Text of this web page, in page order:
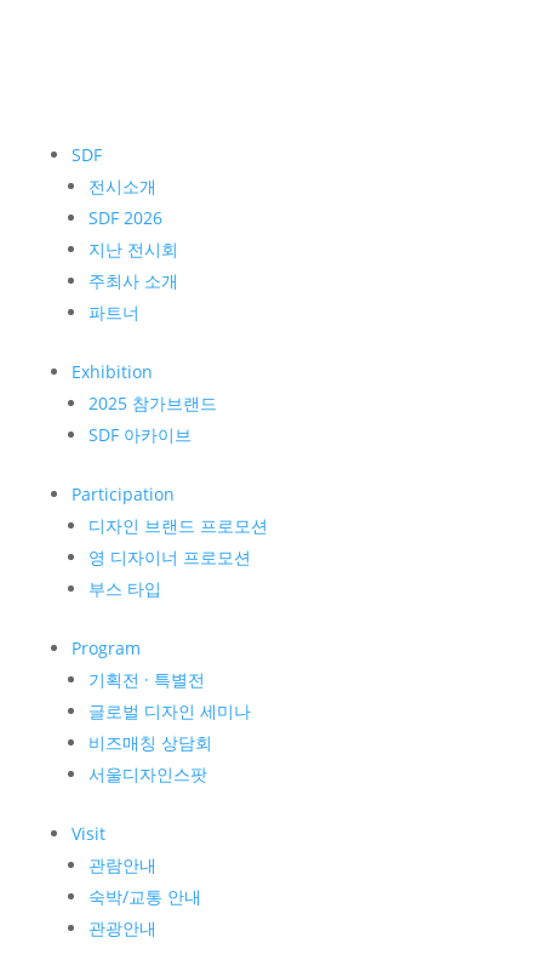
SDF
전시소개
SDF 2026
지난 전시회
주최사 소개
파트너
Exhibition
2025 참가브랜드
SDF 아카이브
Participation
디자인 브랜드 프로모션
영 디자이너 프로모션
부스 타입
Program
기획전 · 특별전
글로벌 디자인 세미나
비즈매칭 상담회
서울디자인스팟
Visit
관람안내
숙박/교통 안내
관광안내